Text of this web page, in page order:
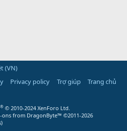
(VN)
Privacy policy Trợ giúp Trang chủ
® © 2010-2024 XenForo Ltd.
ons from DragonByte™ ©2011-2026
)